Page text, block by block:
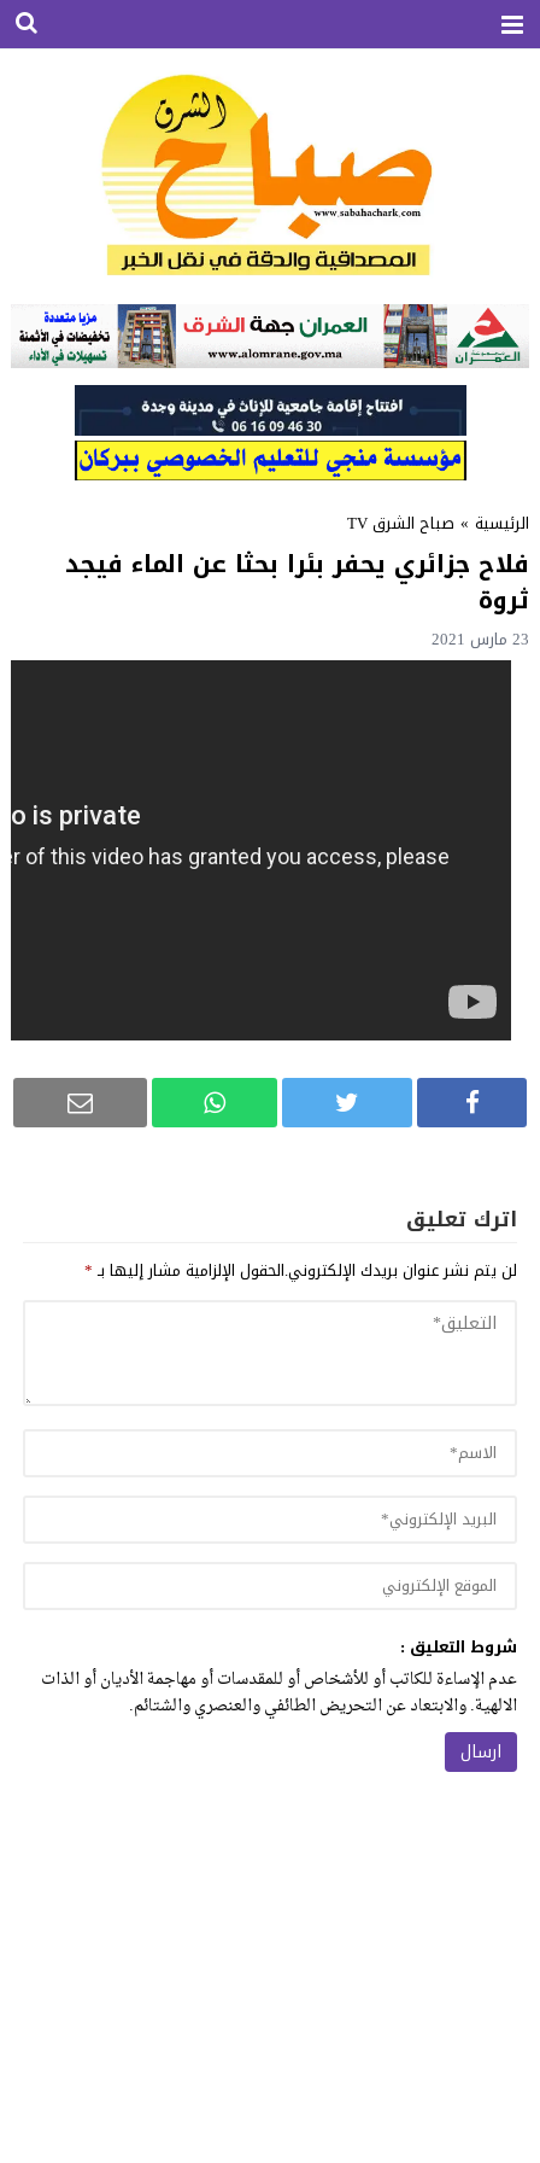
الرئيسية » صباح الشرق TV
فلاح جزائري يحفر بئرا بحثا عن الماء فيجد
ثروة
23 مارس 2021
اترك تعليق
لن يتم نشر عنوان بريدك الإلكتروني.الحقول الإلزامية مشار إليها بـ*
شروط التعليق :
عدم الإساءة للكاتب أو للأشخاص أو للمقدسات أو مهاجمة الأديان أو الذات
الالهية. والابتعاد عن التحريض الطائفي والعنصري والشتائم.